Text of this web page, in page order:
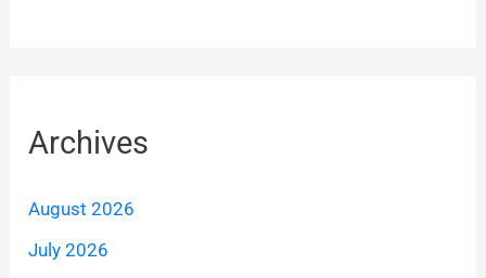
Archives
August 2026
July 2026